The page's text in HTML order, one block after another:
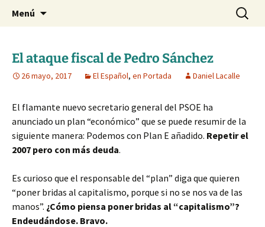
dlacalle.com
Blog de Daniel Lacalle
Menú Buscar:
El ataque fiscal de Pedro Sánchez
26 mayo, 2017 El Español, en Portada Daniel Lacalle
El flamante nuevo secretario general del PSOE ha
anunciado un plan “económico” que se puede resumir de la
siguiente manera: Podemos con Plan E añadido. Repetir el
2007 pero con más deuda.
Es curioso que el responsable del “plan” diga que quieren
“poner bridas al capitalismo, porque si no se nos va de las
manos”. ¿Cómo piensa poner bridas al “capitalismo”?
Endeudándose. Bravo.